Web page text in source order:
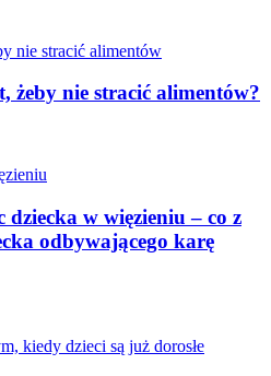
żeby nie stracić alimentów?
w więzieniu – co z
odbywającego karę